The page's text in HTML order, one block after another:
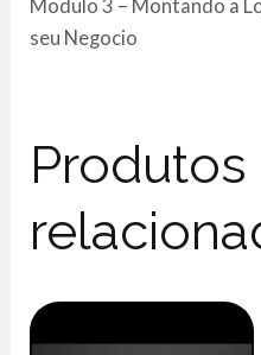
Modulo 3 – Montando a
seu Negocio
Produtos